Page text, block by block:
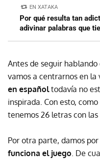
EN XATAKA
Por qué resulta tan
adivinar palabras que
Antes de seguir
vamos a centrarnos en la
en españoltodavía no
inspirada. Con esto,
tenemos 26 letras con
Por otra parte, damos
funciona el juego . De